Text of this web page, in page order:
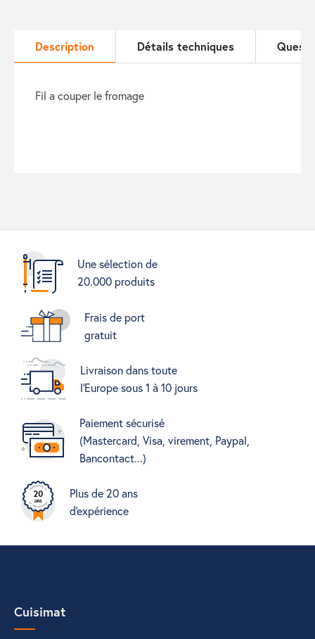
Description Détails techniques
fil a couper le fromage
Une sélection de
20.000 produits
Frais de port
gratuit
Livraison dans toute
l'Europe sous 1 à 10 jours
Paiement sécurisé
(Mastercard, Visa, virement, Paypal,
Bancontact...)
Plus de 20 ans
d'expérience
Cuisimat